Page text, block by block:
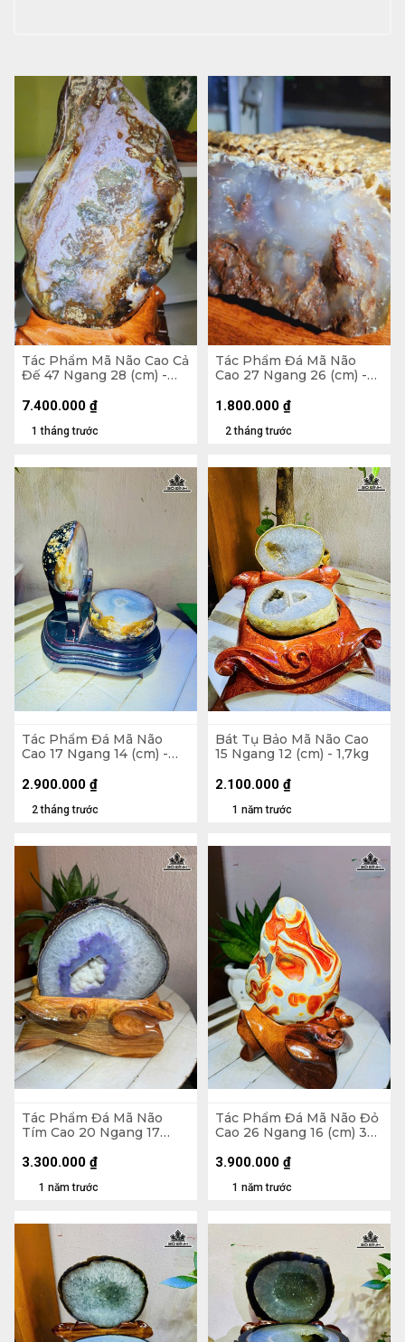
Tác Phẩm Mã Não Cao Cả
Đế 47 Ngang 28 (cm) -
1 tháng trước
7.400.000 ₫
Tác Phẩm Đá Mã Não
Cao 27 Ngang 26 (cm) -
2 tháng trước
1.800.000 ₫
Tác Phẩm Đá Mã Não
Cao 17 Ngang 14 (cm) -
2 tháng trước
2.900.000 ₫
Bát Tụ Bảo Mã Não Cao
15 Ngang 12 (cm) - 1,7kg
1 năm trước
2.100.000 ₫
Tác Phẩm Đá Mã Não
Tím Cao 20 Ngang 17
1 năm trước
3.300.000 ₫
Tác Phẩm Đá Mã Não Đỏ
Cao 26 Ngang 16 (cm) 3kg
1 năm trước
3.900.000 ₫